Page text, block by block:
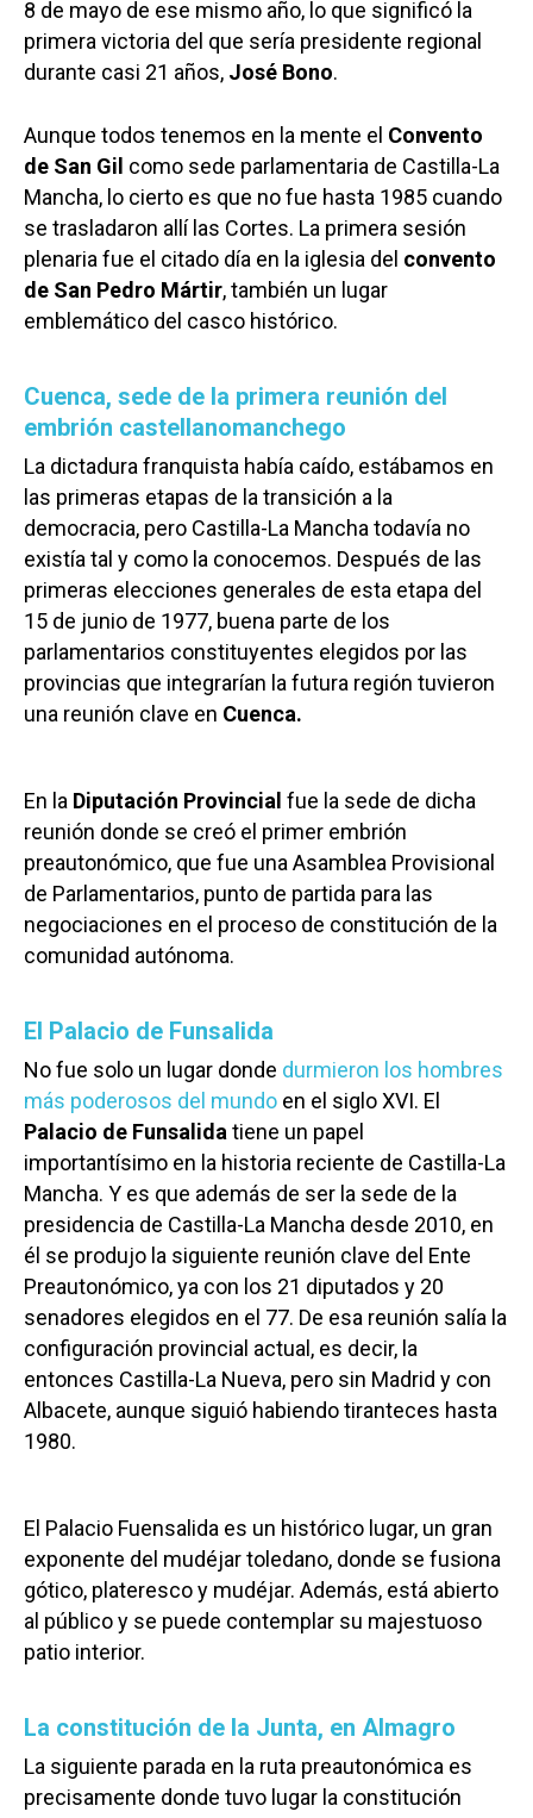
8 de mayo de ese mismo año, lo que significó la
primera victoria del que sería presidente regional
durante casi 21 años, José Bono.
Aunque todos tenemos en la mente el Convento
de San Gil como sede parlamentaria de Castilla-La
Mancha, lo cierto es que no fue hasta 1985 cuando
se trasladaron allí las Cortes. La primera sesión
plenaria fue el citado día en la iglesia del convento
de San Pedro Mártir, también un lugar
emblemático del casco histórico.
Cuenca, sede de la primera reunión del
embrión castellanomanchego
La dictadura franquista había caído, estábamos en
las primeras etapas de la transición a la
democracia, pero Castilla-La Mancha todavía no
existía tal y como la conocemos. Después de las
primeras elecciones generales de esta etapa del
15 de junio de 1977, buena parte de los
parlamentarios constituyentes elegidos por las
provincias que integrarían la futura región tuvieron
una reunión clave en Cuenca.
En la Diputación Provincial fue la sede de dicha
reunión donde se creó el primer embrión
preautonómico, que fue una Asamblea Provisional
de Parlamentarios, punto de partida para las
negociaciones en el proceso de constitución de la
comunidad autónoma.
El Palacio de Funsalida
No fue solo un lugar donde durmieron los hombres
más poderosos del mundo en el siglo XVI. El
Palacio de Funsalida tiene un papel
importantísimo en la historia reciente de Castilla-La
Mancha. Y es que además de ser la sede de la
presidencia de Castilla-La Mancha desde 2010, en
él se produjo la siguiente reunión clave del Ente
Preautonómico, ya con los 21 diputados y 20
senadores elegidos en el 77. De esa reunión salía la
configuración provincial actual, es decir, la
entonces Castilla-La Nueva, pero sin Madrid y con
Albacete, aunque siguió habiendo tiranteces hasta
1980.
El Palacio Fuensalida es un histórico lugar, un gran
exponente del mudéjar toledano, donde se fusiona
gótico, plateresco y mudéjar. Además, está abierto
al público y se puede contemplar su majestuoso
patio interior.
La constitución de la Junta, en Almagro
La siguiente parada en la ruta preautonómica es
precisamente donde tuvo lugar la constitución